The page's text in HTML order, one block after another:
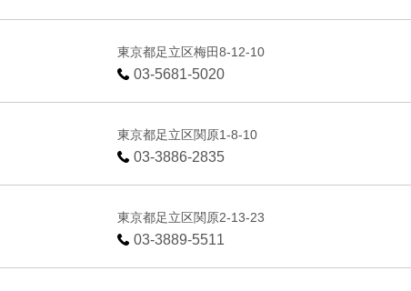
東京都足立区梅田8-12-10
03-5681-5020
東京都足立区関原1-8-10
03-3886-2835
東京都足立区関原2-13-23
03-3889-5511